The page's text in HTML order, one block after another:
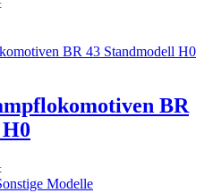
BR
Modelle